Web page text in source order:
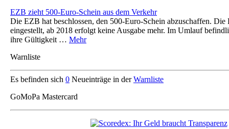
EZB zieht 500-Euro-Schein aus dem Verkehr
Die EZB hat beschlossen, den 500-Euro-Schein abzuschaffen.
eingestellt, ab 2018 erfolgt keine Ausgabe mehr. Im Umlauf
ihre Gültigkeit … Mehr
Warnliste
Es befinden sich 0 Neueinträge in derWarnliste
GoMoPa Mastercard